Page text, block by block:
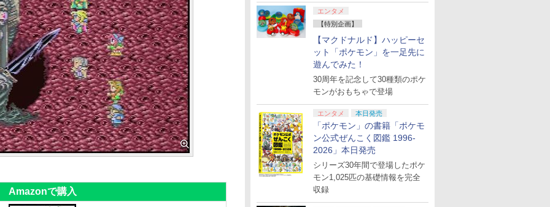
XG27ACDMS」限定モデルも
お買い得
エンタメ
【特別企画】
【マクドナルド】ハッピーセ
ット「ポケモン」を一足先に
遊んでみた！
30周年を記念して30種類のポケ
モンがおもちゃで登場
エンタメ 本日発売
「ポケモン」の書籍「ポケモ
ン公式ぜんこく図鑑 1996-
2026」本日発売
シリーズ30年間で登場したポケ
モン1,025匹の基礎情報を完全
収録
Amazonで購入